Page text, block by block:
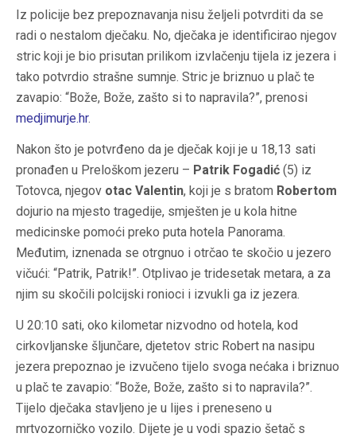
Iz policije bez prepoznavanja nisu željeli potvrditi da se
radi o nestalom dječaku. No, dječaka je identificirao njegov
stric koji je bio prisutan prilikom izvlačenju tijela iz jezera i
tako potvrdio strašne sumnje. Stric je briznuo u plač te
zavapio: “Bože, Bože, zašto si to napravila?”, prenosi
medjimurje.hr.
Nakon što je potvrđeno da je dječak koji je u 18,13 sati
pronađen u Preloškom jezeru – Patrik Fogadić (5) iz
Totovca, njegov otac Valentin, koji je s bratom Robertom
dojurio na mjesto tragedije, smješten je u kola hitne
medicinske pomoći preko puta hotela Panorama.
Međutim, iznenada se otrgnuo i otrčao te skočio u jezero
vičući: “Patrik, Patrik!”. Otplivao je tridesetak metara, a za
njim su skočili polcijski ronioci i izvukli ga iz jezera.
U 20:10 sati, oko kilometar nizvodno od hotela, kod
cirkovljanske šljunčare, djetetov stric Robert na nasipu
jezera prepoznao je izvučeno tijelo svoga nećaka i briznuo
u plač te zavapio: “Bože, Bože, zašto si to napravila?”.
Tijelo dječaka stavljeno je u lijes i preneseno u
mrtvozorničko vozilo. Dijete je u vodi spazio šetač s